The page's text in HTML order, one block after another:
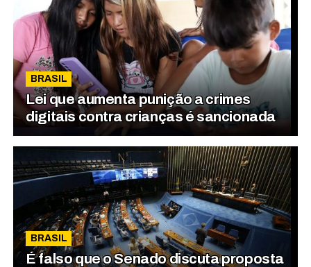
BRASIL
Lei que aumenta punição a crimes
digitais contra crianças é sancionada
BRASIL
É falso que o Senado discuta proposta